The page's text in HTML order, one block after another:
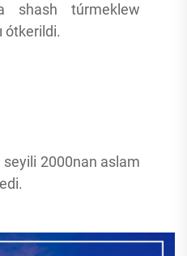
shash túrmeklew
ótkerildi.
seyili 2000nan aslam